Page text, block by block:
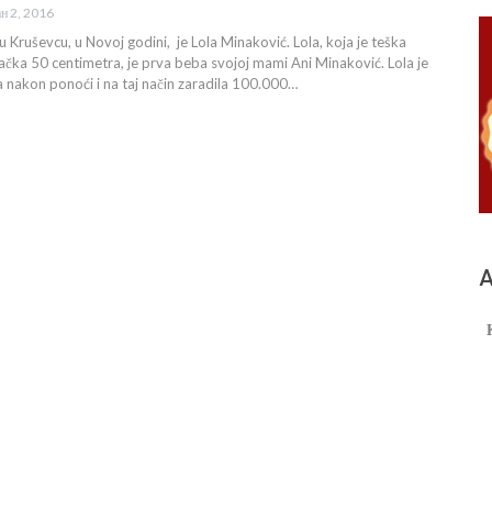
2, 2016
Kruševcu, u Novoj godini, je Lola Minaković. Lola, koja je teška
50 centimetra, je prva beba svojoj mami Ani Minaković. Lola je
nakon ponoći i na taj način zaradila 100.000…